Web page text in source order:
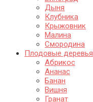
Дыня
Клубника
Крыжовник
Малина
Смородина
Плодовые деревья
Абрикос
Ананас
Банан
Вишня
Гранат